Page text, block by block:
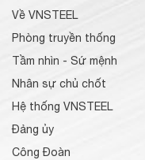
Về VNSTEEL
Phòng truyền thống
Tầm nhìn - Sứ mệnh
Nhân sự chủ chốt
Hệ thống VNSTEEL
Đảng ủy
Công Đoàn